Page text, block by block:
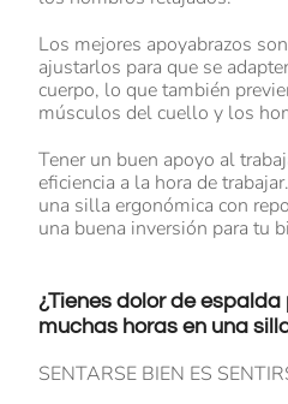
Los mejores apoyabrazos
ajustarlos para que se
cuerpo, lo que también
músculos del cuello y los
Tener un buen apoyo al
eficiencia a la hora de
una silla ergonómica con
una buena inversión para tu
¿Tienes dolor de
muchas horas en una
SENTARSE BIEN ES